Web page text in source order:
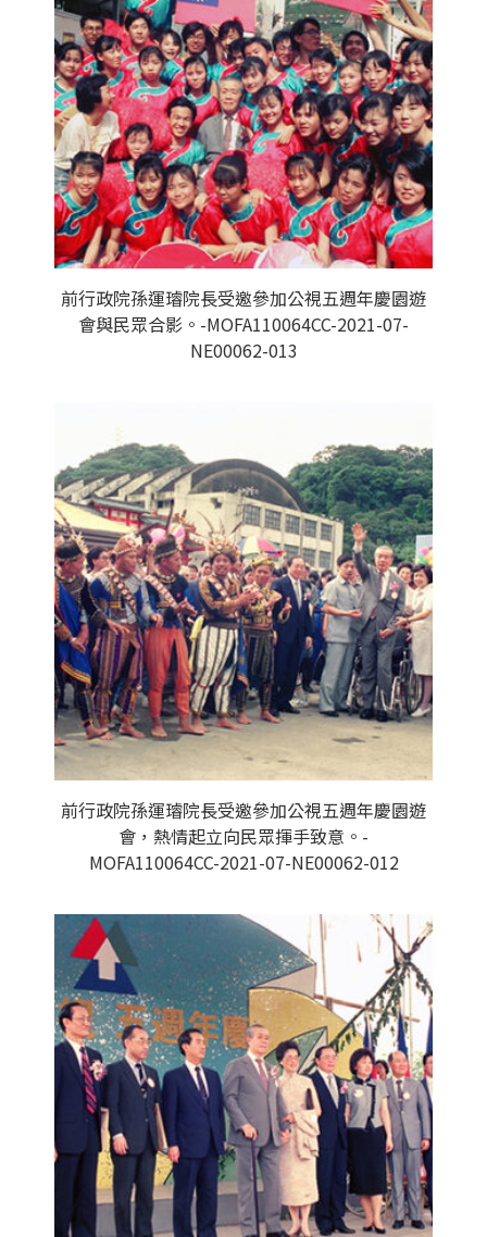
前行政院孫運璿院長受邀參加公視五週年慶園遊
會與民眾合影。-MOFA110064CC-2021-07-
NE00062-013
前行政院孫運璿院長受邀參加公視五週年慶園遊
會，熱情起立向民眾揮手致意。-
MOFA110064CC-2021-07-NE00062-012